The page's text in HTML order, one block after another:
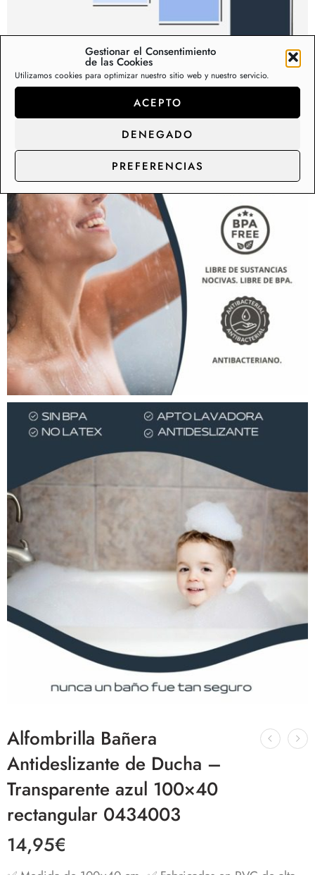
Gestionar el Consentimiento
de las Cookies
Utilizamos cookies para optimizar nuestro sitio web y nuestro servicio.
ACEPTO
DENEGADO
PREFERENCIAS
Alfombrilla Bañera
Antideslizante de Ducha –
Transparente azul 100×40
rectangular 0434003
14,95€